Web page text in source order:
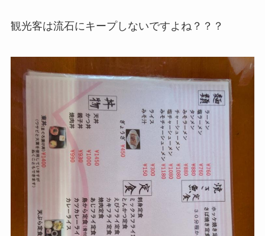
観光客は流石にキープしないですよね？？？